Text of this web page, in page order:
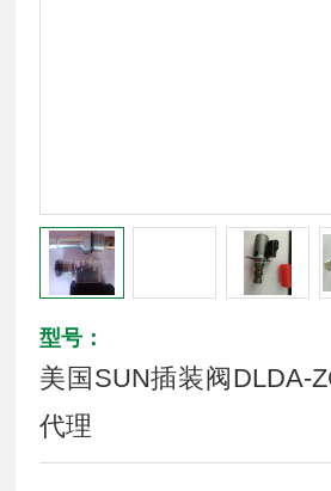
型号：
美国SUN插装阀DLDA-
代理